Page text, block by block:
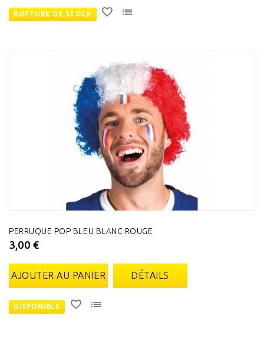
RUPTURE DE STOCK
PERRUQUE POP BLEU BLANC ROUGE
3,00 €
AJOUTER AU PANIER DÉTAILS
DISPONIBLE